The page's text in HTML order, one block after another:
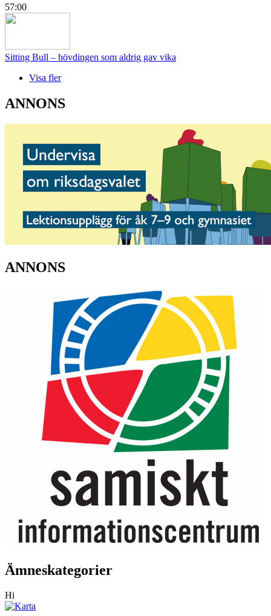
57:00
Sitting Bull – hövdingen som aldrig gav vika
Visa fler
ANNONS
ANNONS
Ämneskategorier
Hi